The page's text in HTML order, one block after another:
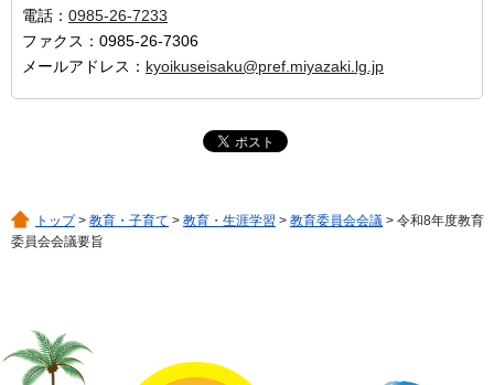
電話： 0985-26-7233
ファクス：0985-26-7306
メールアドレス： kyoikuseisaku@pref.miyazaki.lg.jp
トップ> 教育・子育て > 教育・生涯学習 > 教育委員会会議 > 令和8年度教育
委員会会議要旨